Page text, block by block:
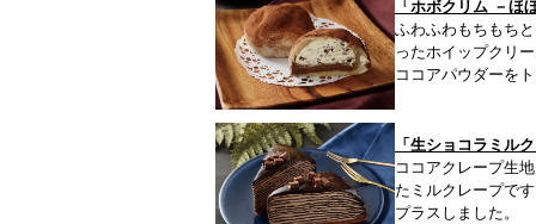
「ホボクリム －
ふわふわもちもち
ったホイップクリ
ココアパウダーを
「生ショコラミ
ココアクレープ生
たミルクレープで
プラスしました。